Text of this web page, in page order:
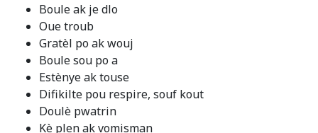
Boule ak je dlo
Oue troub
Gratèl po ak wouj
Boule sou po a
Estènye ak touse
Difikilte pou respire, souf kout
Doulè pwatrin
Kè plen ak vomisman